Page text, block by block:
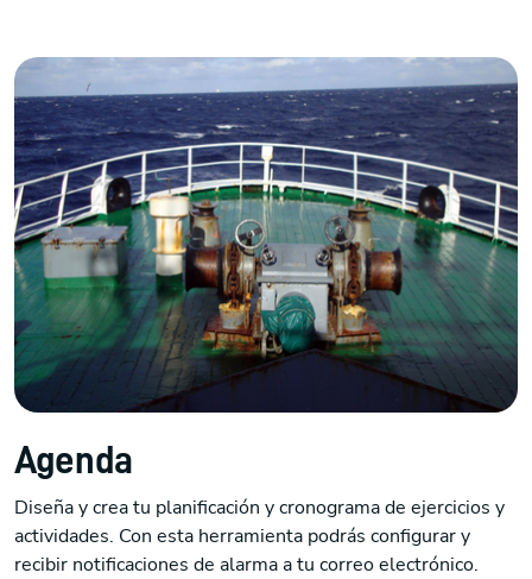
Agenda
Diseña y crea tu planificación y cronograma de ejercicios y
actividades. Con esta herramienta podrás configurar y
recibir notificaciones de alarma a tu correo electrónico.